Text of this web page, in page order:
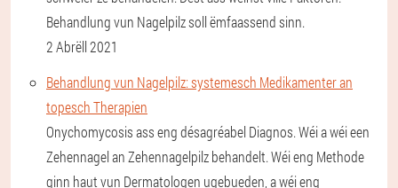
Behandlung vun Nagelpilz soll ëmfaassend sinn.
2 Abrëll 2021
Behandlung vun Nagelpilz: systemesch Medikamenter an
topesch Therapien
Onychomycosis ass eng désagréabel Diagnos. Wéi a wéi een
Zehennagel an Zehennagelpilz behandelt. Wéi eng Methode
ginn haut vun Dermatologen ugebueden, a wéi eng